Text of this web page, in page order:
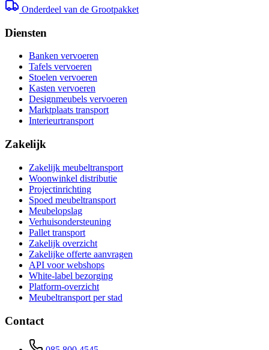
Onderdeel van de Grootpakket
Diensten
Banken vervoeren
Tafels vervoeren
Stoelen vervoeren
Kasten vervoeren
Designmeubels vervoeren
Marktplaats transport
Interieurtransport
Zakelijk
Zakelijk meubeltransport
Woonwinkel distributie
Projectinrichting
Spoed meubeltransport
Meubelopslag
Verhuisondersteuning
Pallet transport
Zakelijk overzicht
Zakelijke offerte aanvragen
API voor webshops
White-label bezorging
Platform-overzicht
Meubeltransport per stad
Contact